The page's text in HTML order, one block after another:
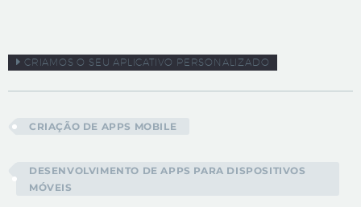
CRIAMOS O SEU APLICATIVO PERSONALIZADO
CRIAÇÃO DE APPS MOBILE
DESENVOLVIMENTO DE APPS PARA DISPOSITIVOS
MÓVEIS